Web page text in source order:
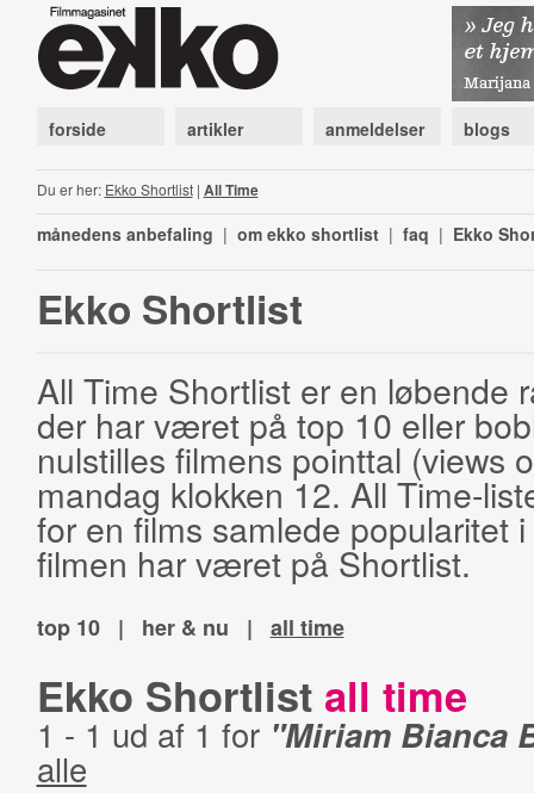
forside artikler anmeldelser blogs
Du er her: Ekko Shortlist| All Time
månedens anbefaling | om ekko shortlist | faq | Ekko
Ekko Shortlist
All Time Shortlist er en løbende
der har været på top 10 eller
nulstilles filmens pointtal (views
mandag klokken 12. All Time-
for en films samlede popularitet
filmen har været på Shortlist.
top 10 | her & nu | all time
Ekko Shortlist all time
1 - 1 ud af 1 for "Miriam Bianca
alle